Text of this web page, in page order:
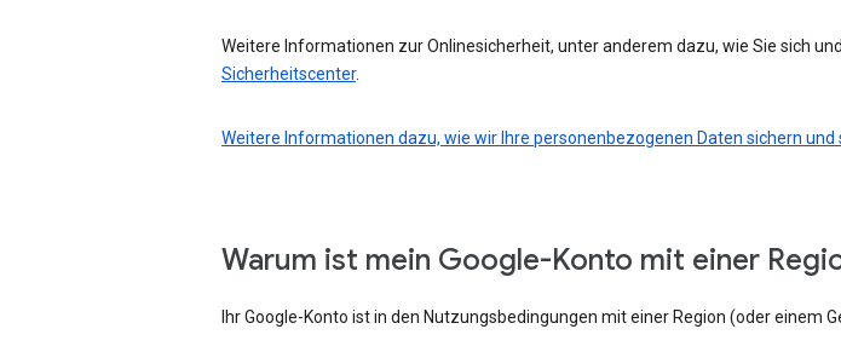
Weitere Informationen zur Onlinesicherheit, unter anderem dazu, wie Sie sich
Sicherheitscenter.
Weitere Informationen dazu, wie wir Ihre personenbezogenen Daten sichern
Warum ist mein Google-Konto mit einer
Ihr Google-Konto ist in den Nutzungsbedingungen mit einer Region (oder